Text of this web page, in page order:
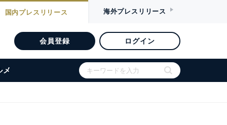
国内プレスリリース 海外プレスリリース
会員登録 ログイン
メ